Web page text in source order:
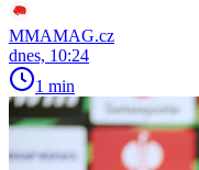
MMAMAG.cz
dnes, 10:24
1 min